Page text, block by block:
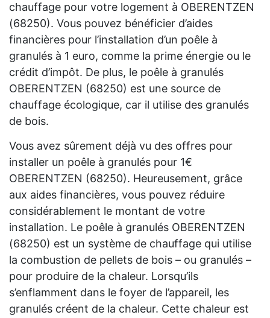
chauffage pour votre logement à OBERENTZEN
(68250). Vous pouvez bénéficier d’aides
financières pour l’installation d’un poêle à
granulés à 1 euro, comme la prime énergie ou le
crédit d’impôt. De plus, le poêle à granulés
OBERENTZEN (68250) est une source de
chauffage écologique, car il utilise des granulés
de bois.
Vous avez sûrement déjà vu des offres pour
installer un poêle à granulés pour 1€
OBERENTZEN (68250). Heureusement, grâce
aux aides financières, vous pouvez réduire
considérablement le montant de votre
installation. Le poêle à granulés OBERENTZEN
(68250) est un système de chauffage qui utilise
la combustion de pellets de bois – ou granulés –
pour produire de la chaleur. Lorsqu’ils
s’enflamment dans le foyer de l’appareil, les
granulés créent de la chaleur. Cette chaleur est